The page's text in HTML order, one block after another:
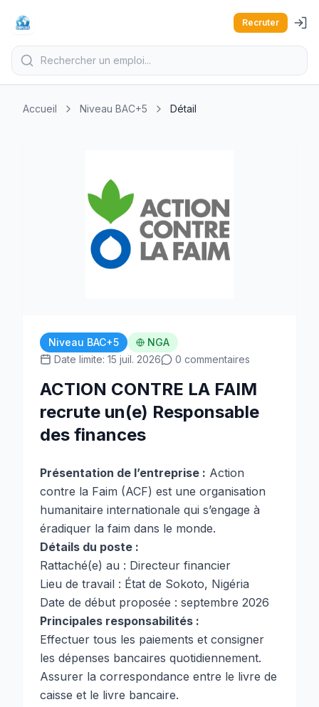
Recruter
Accueil Niveau BAC+5 Détail
Niveau BAC+5
NGA
Date limite: 15 juil. 2026
0 commentaires
ACTION CONTRE LA FAIM
recrute un(e) Responsable
des finances
Présentation de l’entreprise : Action
contre la Faim (ACF) est une organisation
humanitaire internationale qui s’engage à
éradiquer la faim dans le monde.
Détails du poste :
Rattaché(e) au : Directeur financier
Lieu de travail : État de Sokoto, Nigéria
Date de début proposée : septembre 2026
Principales responsabilités :
Effectuer tous les paiements et consigner
les dépenses bancaires quotidiennement.
Assurer la correspondance entre le livre de
caisse et le livre bancaire.